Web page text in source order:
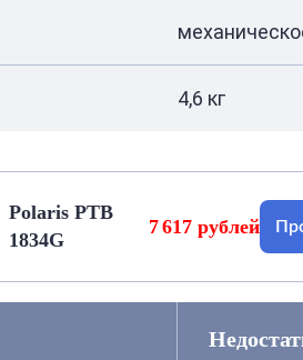
4,6 кг
Polaris PTB
1834G
7 617 рублей